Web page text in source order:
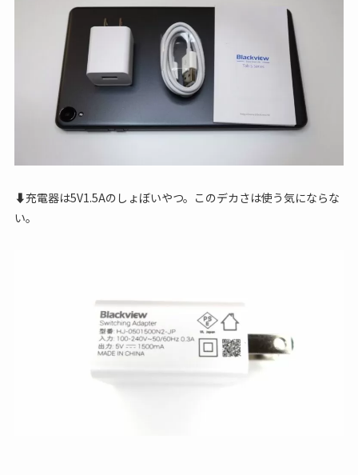
⬇充電器は5V1.5Aのしょぼいやつ。このデカさは使う気にならな
い。